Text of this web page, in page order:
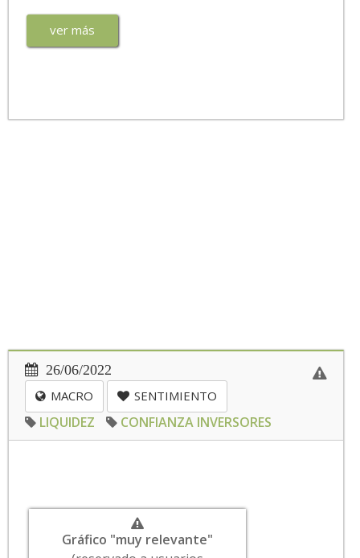
ver más
26/06/2022
MACRO
SENTIMIENTO
LIQUIDEZ CONFIANZA INVERSORES
Gráfico "muy relevante"